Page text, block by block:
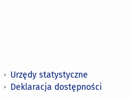
Urzędy statystyczne
Deklaracja dostępności